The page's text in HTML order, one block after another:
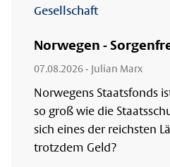
Gesellschaft
Norwegen -
07.08.2026- Julian Marx
Norwegens Staatsfonds
so groß wie die
sich eines der reichsten
trotzdem Geld?